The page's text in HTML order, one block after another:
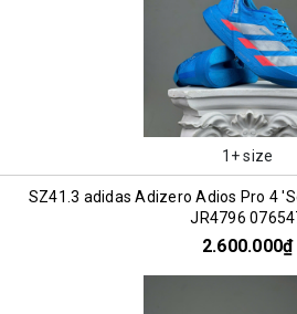
1+ size
SZ41.3 adidas Adizero Adios Pro 4
JR4796
2.600.000₫